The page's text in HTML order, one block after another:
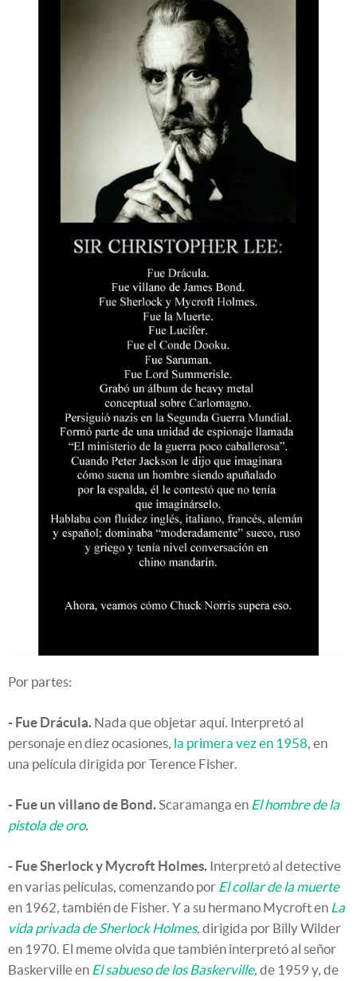
Por partes:
- Fue Drácula. Nada que objetar aquí. Interpretó al
personaje en diez ocasiones, la primera vez en 1958 , en
una película dirigida por Terence Fisher.
- Fue un villano de Bond. Scaramanga en El hombre de la
pistola de oro.
- Fue Sherlock y Mycroft Holmes. Interpretó al detective
en varias películas, comenzando por El collar de la muerte
en 1962, también de Fisher. Y a su hermano Mycroft en La
vida privada de Sherlock Holmes, dirigida por Billy Wilder
en 1970. El meme olvida que también interpretó al señor
Baskerville en El sabueso de los Baskerville, de 1959 y, de